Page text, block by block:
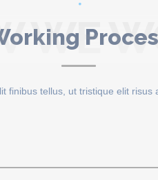
WE
finibus tellus, ut tristique elit